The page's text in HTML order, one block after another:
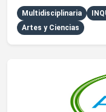
Multidisciplinaria
Artes y Ciencias